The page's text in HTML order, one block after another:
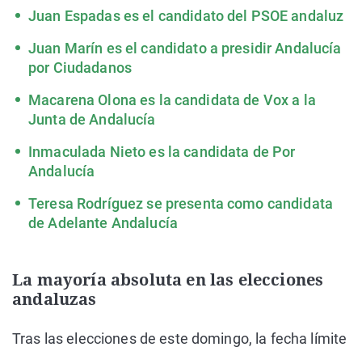
Juan Espadas es el candidato del PSOE andaluz
Juan Marín es el candidato a presidir Andalucía
por Ciudadanos
Macarena Olona es la candidata de Vox a la
Junta de Andalucía
Inmaculada Nieto es la candidata de Por
Andalucía
Teresa Rodríguez se presenta como candidata
de Adelante Andalucía
La mayoría absoluta en las elecciones
andaluzas
Tras las elecciones de este domingo, la fecha límite